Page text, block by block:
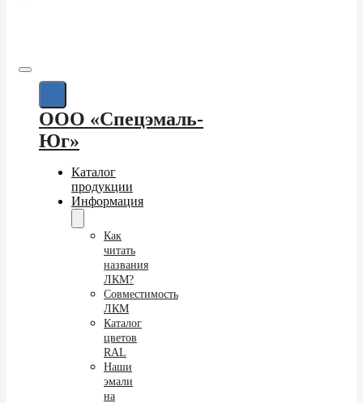
ООО «Спецэмаль-
Юг»
Каталог
продукции
Информация
Как
читать
названия
ЛКМ?
Совместимость
ЛКМ
Каталог
цветов
RAL
Наши
эмали
на